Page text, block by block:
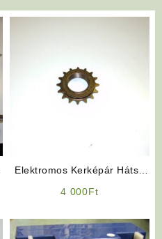
Elektromos Kerképár Hátsó
4 000Ft